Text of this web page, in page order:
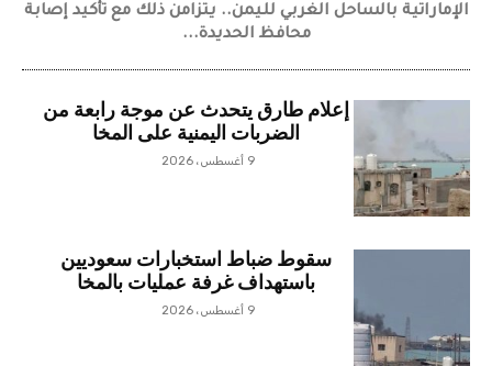
الإماراتية بالساحل الغربي لليمن.. يتزامن ذلك مع تأكيد إصابة
محافظ الحديدة...
إعلام طارق يتحدث عن موجة رابعة من
الضربات اليمنية على المخا
9 أغسطس، 2026
سقوط ضباط استخبارات سعوديين
باستهداف غرفة عمليات بالمخا
9 أغسطس، 2026